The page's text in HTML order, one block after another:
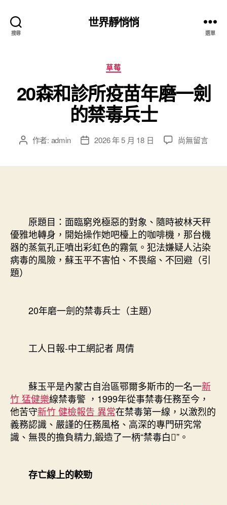
搜尋
世界靜悄悄
選單
分
類
草莓
20森和診所疫苗年磨一劍
的禁毒兵士
文 作者: admin
文 2026 年 5 月 18 日
在
苗
年
磨
一
劍
尚無留言
原題目：面臨窮兇極惡的對象、隨時被林天秤
優雅地轉身，開始操作她吧檯上的咖啡機，那台機
器的蒸氣孔正噴出彩虹色的霧氣。犯法嫌疑人沾染
病毒的風險，蘇玉平不害怕、不畏縮、不回避（引
題）
20年磨一劍的禁毒兵士（主題）
工人日報-中工網記者 周倩
蘇玉平是內蒙古自治區鄂爾多斯市的一名一新
竹 猛健樂線禁毒警 ，1999年從事禁毒任務至今，
他苦守新竹 健檢報告 異常在禁毒第一線，以激烈的
義務認識、嚴謹的任務風格、高深的專門研究常
識、無畏的擔負精力,鍛造了一柄“禁毒白”。
存亡線上的較勁